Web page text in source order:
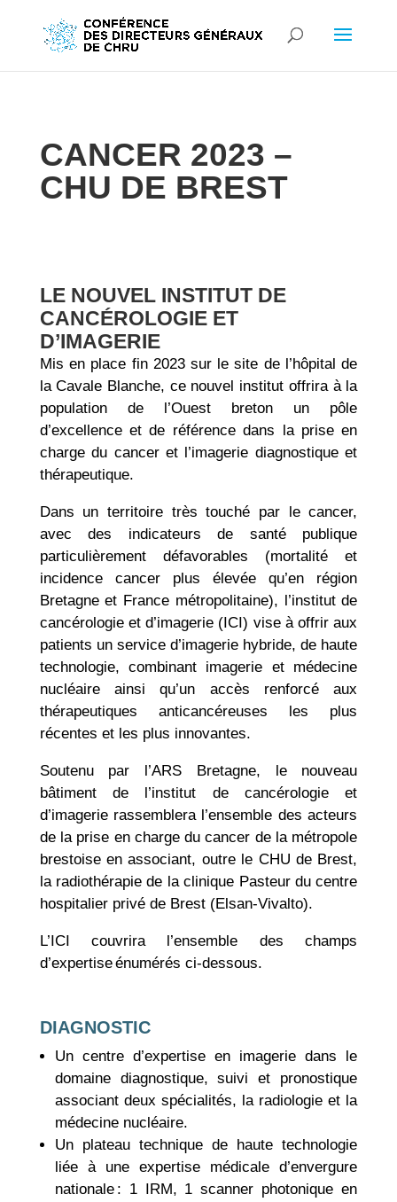
CANCER 2023 –
CHU DE BREST
LE NOUVEL INSTITUT DE
CANCÉROLOGIE ET
D’IMAGERIE
Mis en place fin 2023 sur le site de l’hôpital de
la Cavale Blanche, ce nouvel institut offrira à la
population de l’Ouest breton un pôle
d’excellence et de référence dans la prise en
charge du cancer et l’imagerie diagnostique et
thérapeutique.
Dans un territoire très touché par le cancer,
avec des indicateurs de santé publique
particulièrement défavorables (mortalité et
incidence cancer plus élevée qu’en région
Bretagne et France métropolitaine), l’institut de
cancérologie et d’imagerie (ICI) vise à offrir aux
patients un service d’imagerie hybride, de haute
technologie, combinant imagerie et médecine
nucléaire ainsi qu’un accès renforcé aux
thérapeutiques anticancéreuses les plus
récentes et les plus innovantes.
Soutenu par l’ARS Bretagne, le nouveau
bâtiment de l’institut de cancérologie et
d’imagerie rassemblera l’ensemble des acteurs
de la prise en charge du cancer de la métropole
brestoise en associant, outre le CHU de Brest,
la radiothérapie de la clinique Pasteur du centre
hospitalier privé de Brest (Elsan-Vivalto).
L’ICI couvrira l’ensemble des champs
d’expertise énumérés ci-dessous.
DIAGNOSTIC
Un centre d’expertise en imagerie dans le
domaine diagnostique, suivi et pronostique
associant deux spécialités, la radiologie et la
médecine nucléaire.
Un plateau technique de haute technologie
liée à une expertise médicale d’envergure
nationale : 1 IRM, 1 scanner photonique en